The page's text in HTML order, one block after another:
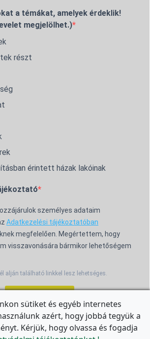
a témákat, amelyek érdeklik!
megjelölhet.)
részt
érintett házak lakóinak
személyes adataim
Adatkezelési tájékoztatóban
megfelelően. Megértettem, hogy
visszavonására bármikor lehetőségem
alján található linkkel lesz lehetséges.
clickHERE.
sütiket és egyéb internetes
azért, hogy jobbá tegyük a
Kérjük, hogy olvassa és fogadja